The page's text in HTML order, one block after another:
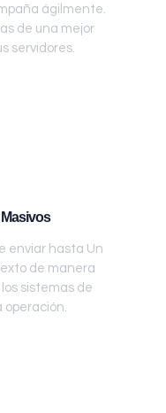
ágilmente.
de una mejor
servidores.
Masivos
enviar hasta Un
de manera
sistemas de
operación.